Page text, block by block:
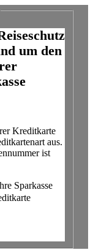
um den
Kreditkarte
ist
Sparkasse